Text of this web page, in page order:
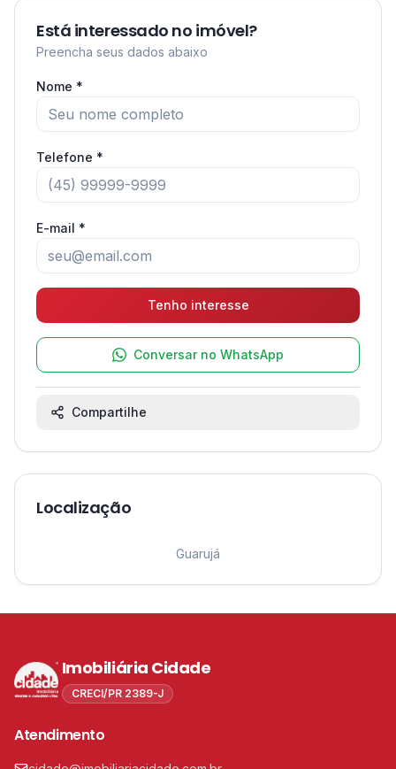
Está interessado no imóvel?
Preencha seus dados abaixo
Nome *
Telefone *
E-mail *
Tenho interesse
Conversar no WhatsApp
Compartilhe
Localização
Guarujá
Imobiliária Cidade
CRECI/PR 2389-J
Atendimento